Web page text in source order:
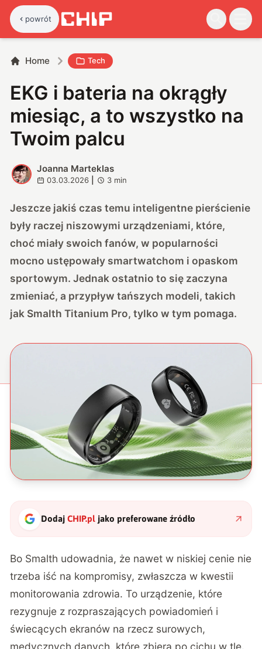
powrót
Home Tech
EKG i bateria na okrągły
miesiąc, a to wszystko na
Twoim palcu
J
Joanna Marteklas
03.03.2026 3 min
Jeszcze jakiś czas temu inteligentne pierścienie
były raczej niszowymi urządzeniami, które,
choć miały swoich fanów, w popularności
mocno ustępowały smartwatchom i opaskom
sportowym. Jednak ostatnio to się zaczyna
zmieniać, a przypływ tańszych modeli, takich
jak Smalth Titanium Pro, tylko w tym pomaga.
DodajCHIP.pl jako preferowane źródło
Bo Smalth udowadnia, że nawet w niskiej cenie nie
trzeba iść na kompromisy, zwłaszcza w kwestii
monitorowania zdrowia. To urządzenie, które
rezygnuje z rozpraszających powiadomień i
świecących ekranów na rzecz surowych,
medycznych danych, które zbiera po cichu w tle.